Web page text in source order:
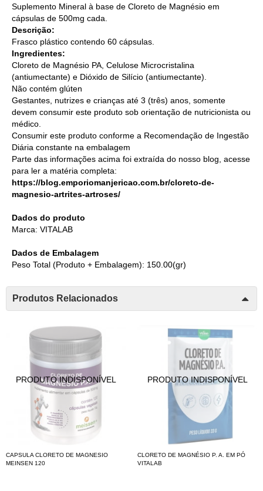
Suplemento Mineral à base de Cloreto de Magnésio em
cápsulas de 500mg cada.
Descrição:
Frasco plástico contendo 60 cápsulas.
Ingredientes:
Cloreto de Magnésio PA, Celulose Microcristalina
(antiumectante) e Dióxido de Silício (antiumectante).
Não contém glúten
Gestantes, nutrizes e crianças até 3 (três) anos, somente
devem consumir este produto sob orientação de nutricionista ou
médico.
Consumir este produto conforme a Recomendação de Ingestão
Diária constante na embalagem
Parte das informações acima foi extraída do nosso blog, acesse
para ler a matéria completa:
https://blog.emporiomanjericao.com.br/cloreto-de-
magnesio-artrites-artroses/
Dados do produto
Marca: VITALAB
Dados de Embalagem
Peso Total (Produto + Embalagem): 150.00(gr)
Produtos Relacionados
CAPSULA CLORETO DE MAGNESIO
MEINSEN 120
CLORETO DE MAGNÉSIO P. A. EM PÓ
VITALAB